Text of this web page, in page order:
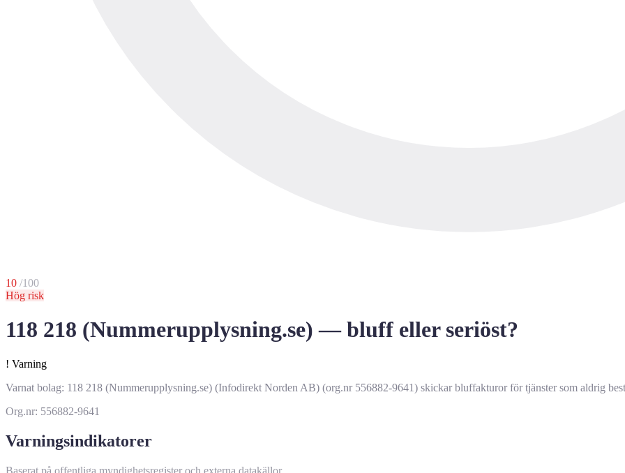
10 /100
Hög risk
118 218 (Nummerupplysning.se) — bluff eller seriöst?
! Varning
Varnat bolag: 118 218 (Nummerupplysning.se) (Infodirekt Norden AB) (org.nr 556882-9641) skickar bluffakturor för tjänster som aldrig
Org.nr: 556882-9641
Varningsindikatorer
Baserat på offentliga myndighetsregister och externa datakällor